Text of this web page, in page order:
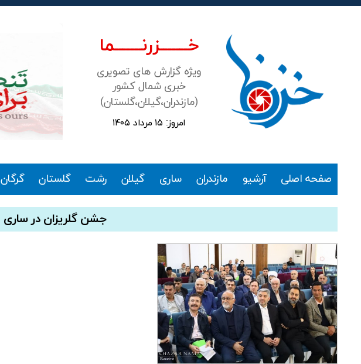
خـــــــزرنـــــــما
ویژه گزارش های تصویری
خبری شمال کشور
(مازندران،گیلان،گلستان)
امروز: ۱۵ مرداد ۱۴۰۵
صفحه اصلی آرشیو مازندران ساری گیلان رشت گلستان گرگان
جشن گلریزان در ساری